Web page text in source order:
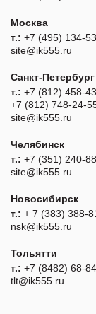
Москва
т.: +7 (495) 134-
site@ik555.ru
Санкт-Петербург
т.: +7 (812) 458-
+7 (812) 748-24-
site@ik555.ru
Челябинск
т.: +7 (351) 240-
site@ik555.ru
Новосибирск
т.: + 7 (383) 388-
nsk@ik555.ru
Тольятти
т.: +7 (8482) 68-
tlt@ik555.ru